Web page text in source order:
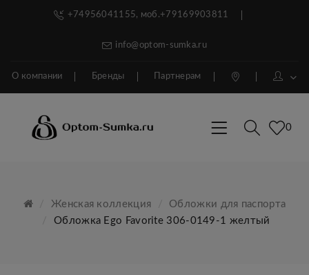
+74956041155, моб.+79169903811
info@optom-sumka.ru
О компании Бренды Партнерам
0
Женская коллекция
Обложки для паспорта
Обложка Ego Favorite 306-0149-1 желтый